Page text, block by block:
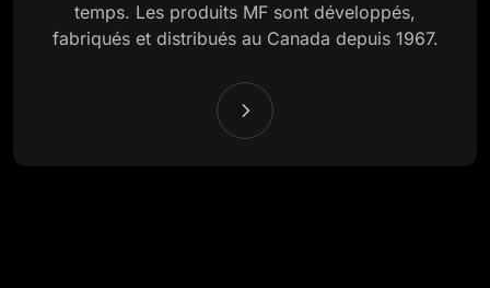
temps. Les produits MF sont développés,
fabriqués et distribués au Canada depuis 1967.